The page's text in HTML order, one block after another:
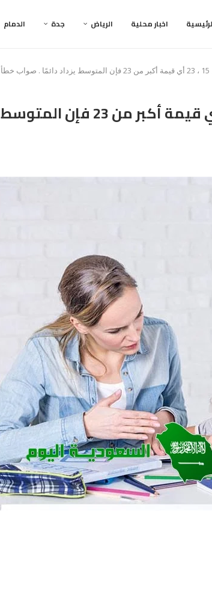
اخبار محلية الرياض جدة الدمام
إذا أضيف إلى البيانات 8 ، 12 ، 15 ، 23 أي قيمة أكبر من 23 فإن المتوسط